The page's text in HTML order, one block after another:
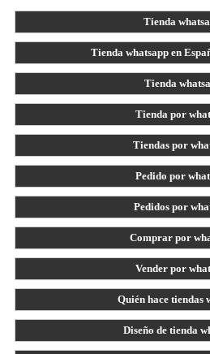
Tienda
Tienda whatsapp en
Tienda
Tienda por
Tiendas por
Pedido por
Pedidos por
Comprar por
Vender por
Quién hace tiendas
Diseño de tienda